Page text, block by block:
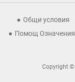
Общи условия
Помощ Означения
Copyright ©